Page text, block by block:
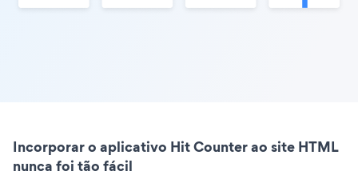
Incorporar o aplicativo Hit Counter ao site HTML
nunca foi tão fácil